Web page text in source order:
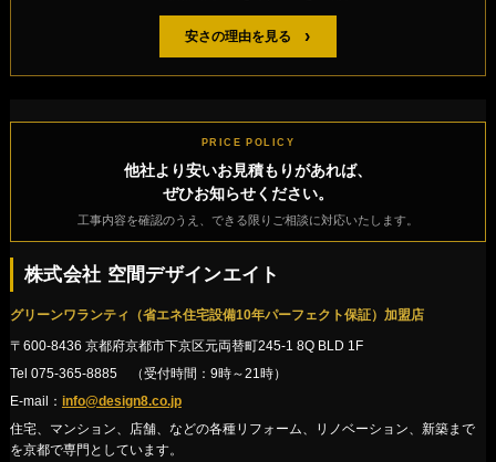
安さの理由を見る ›
PRICE POLICY
他社より安いお見積もりがあれば、
ぜひお知らせください。
工事内容を確認のうえ、できる限りご相談に対応いたします。
株式会社 空間デザインエイト
グリーンワランティ（省エネ住宅設備10年パーフェクト保証）加盟店
〒600-8436 京都府京都市下京区元両替町245-1 8Q BLD 1F
Tel 075-365-8885 （受付時間：9時～21時）
E-mail： info@design8.co.jp
住宅、マンション、店舗、などの各種リフォーム、リノベーション、新築まで
を京都で専門としています。